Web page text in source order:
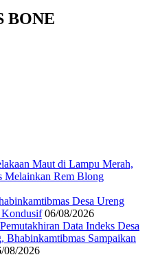
BONE
Maut di Lampu Merah,
Melainkan Rem Blong
Desa Ureng
Kondusif 06/08/2026
Data Indeks Desa
Bhabinkamtibmas Sampaikan
08/2026